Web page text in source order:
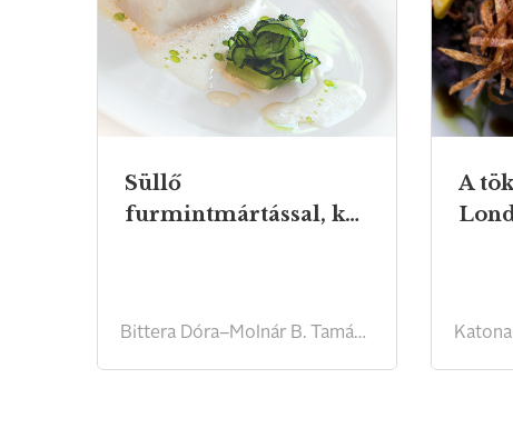
Süllő
furmintmártással, kaporolajjal, uborkasalátával
Bittera Dóra–Molnár B. Tamás receptje
A